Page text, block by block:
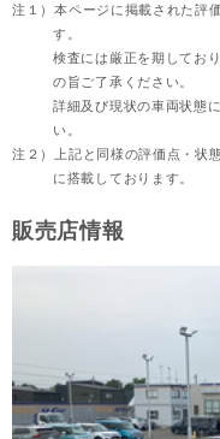
注１）本ページに掲載された評
す。
検査には厳正を期してお
の旨ご了承ください。
詳細及び現状の車両状態
い。
注２）
上記と同様の評価点・状
に搭載しております。
販売店情報